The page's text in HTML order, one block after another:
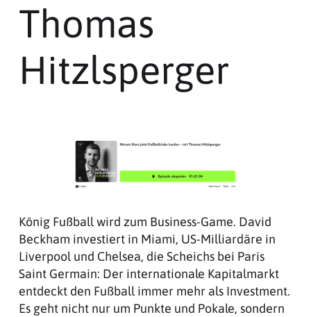
Thomas
Hitzlsperger
König Fußball wird zum Business-Game. David
Beckham investiert in Miami, US-Milliardäre in
Liverpool und Chelsea, die Scheichs bei Paris
Saint Germain: Der internationale Kapitalmarkt
entdeckt den Fußball immer mehr als Investment.
Es geht nicht nur um Punkte und Pokale, sondern